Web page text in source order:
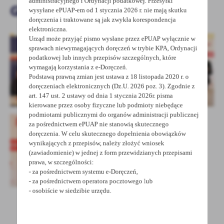
treści w postaci wiadomości, ofert, komunikatów mediów
społecznościowych.
Galeria zdjęć
wysyłane ePUAP-em od 1 stycznia 2026 r. nie mają skutku
doręczenia i traktowane są jak zwykła korespondencja
elektroniczna.
Urząd może przyjąć pismo wysłane przez ePUAP wyłącznie w
sprawach niewymagających doręczeń w trybie KPA, Ordynacji
podatkowej lub innych przepisów szczególnych, które
wymagają korzystania z e-Doręczeń.
Podstawą prawną zmian jest ustawa z 18 listopada 2020 r. o
doręczeniach elektronicznych (Dz.U. 2026 poz. 3). Zgodnie z
art. 147 ust. 2 ustawy od dnia 1 stycznia 2026r. pisma
kierowane przez osoby fizyczne lub podmioty niebędące
podmiotami publicznymi do organów administracji publicznej
za pośrednictwem ePUAP nie stanowią skutecznego
doręczenia. W celu skutecznego dopełnienia obowiązków
wynikających z przepisów, należy złożyć wniosek
(zawiadomienie) w jednej z form przewidzianych przepisami
prawa, w szczególności:
- za pośrednictwem systemu e-Doręczeń,
- za pośrednictwem operatora pocztowego lub
- osobiście w siedzibie urzędu.